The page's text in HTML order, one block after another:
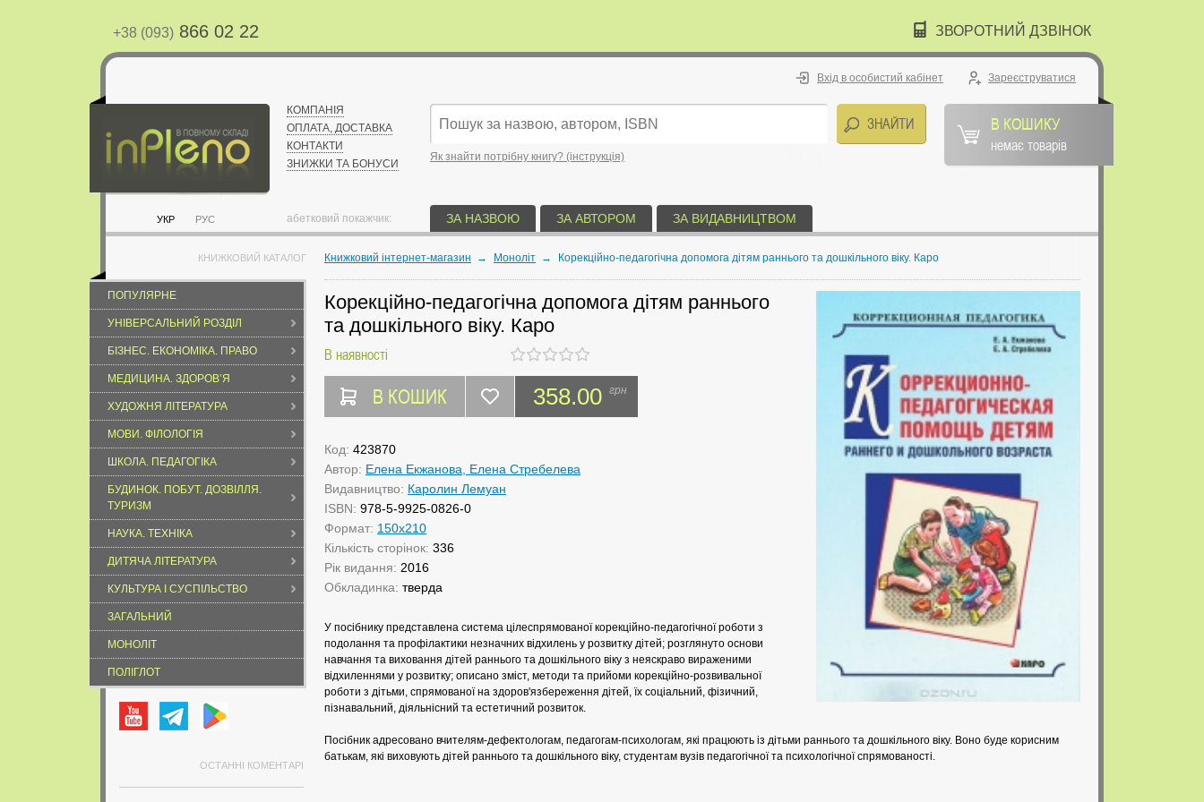
+38 (093) 866 02 22 ЗВОРОТНИЙ ДЗВІНОК
УКР РУС
КОМПАНІЯ
ОПЛАТА, ДОСТАВКА
КОНТАКТИ
ЗНИЖКИ ТА БОНУСИ
Вхід в особистий кабінет Зареєструватися
Як знайти потрібну книгу? (інструкція)
В КОШИКУ
немає товарів
абетковий покажчик: ЗА НАЗВОЮ ЗА АВТОРОМ ЗА ВИДАВНИЦТВОМ
КНИЖКОВИЙ КАТАЛОГ
ПОПУЛЯРНЕ
УНІВЕРСАЛЬНИЙ РОЗДІЛ
БІЗНЕС. ЕКОНОМІКА. ПРАВО
МЕДИЦИНА. ЗДОРОВ’Я
ХУДОЖНЯ ЛІТЕРАТУРА
МОВИ. ФІЛОЛОГІЯ
ШКОЛА. ПЕДАГОГІКА
БУДИНОК. ПОБУТ. ДОЗВІЛЛЯ.
ТУРИЗМ
НАУКА. ТЕХНІКА
ДИТЯЧА ЛІТЕРАТУРА
КУЛЬТУРА І СУСПІЛЬСТВО
ЗАГАЛЬНИЙ
МОНОЛІТ
ПОЛІГЛОТ
ОСТАННІ КОМЕНТАРІ
Книжковий інтернет-магазин → Моноліт → Корекційно-педагогічна допомога дітям раннього та дошкільного віку. Каро
Корекційно-педагогічна допомога дітям раннього
та дошкільного віку. Каро
В наявності
В КОШИК 358.00 грн
Код: 423870
Автор: Елена Екжанова, Елена Стребелева
Видавництво: Каролин Лемуан
ISBN: 978-5-9925-0826-0
Формат: 150x210
Кількість сторінок: 336
Рік видання: 2016
Обкладинка: тверда
У посібнику представлена система цілеспрямованої корекційно-педагогічної роботи з
подолання та профілактики незначних відхилень у розвитку дітей; розглянуто основи
навчання та виховання дітей раннього та дошкільного віку з неяскраво вираженими
відхиленнями у розвитку; описано зміст, методи та прийоми корекційно-розвивальної
роботи з дітьми, спрямованої на здоров'язбереження дітей, їх соціальний, фізичний,
пізнавальний, діяльнісний та естетичний розвиток.
Посібник адресовано вчителям-дефектологам, педагогам-психологам, які працюють із дітьми раннього та дошкільного віку. Воно буде корисним
батькам, які виховують дітей раннього та дошкільного віку, студентам вузів педагогічної та психологічної спрямованості.